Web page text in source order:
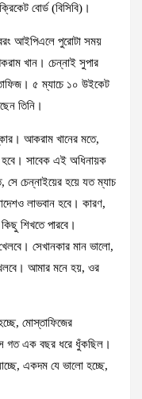
বোর্ড (বিসিবি)।
বরং আইপিএলে পুরোটা সময়
খান। চেন্নাই সুপার
৫ ম্যাচে ১০ উইকেট
তিনি।
আকরাম খানের মতে,
হবে। সাবেক এই অধিনায়ক
চেন্নাইয়ের হয়ে যত ম্যাচ
লাভবান হবে। কারণ,
শিখতে পারবে।
সেখানকার মান ভালো,
আমার মনে হয়, ওর
মোস্তাফিজের
গত এক বছর ধরে ধুঁকছিল।
একদম যে ভালো হচ্ছে,